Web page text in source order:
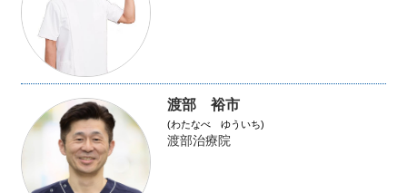
渡部 裕市
(わたなべ ゆういち)
渡部治療院